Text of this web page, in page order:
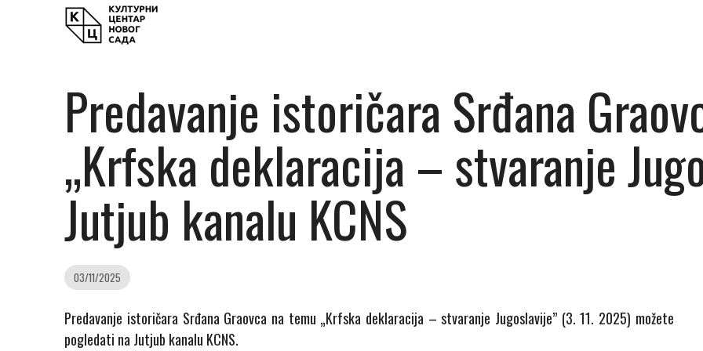
Predavanje istoričara Srđana
„Krfska deklaracija – stvaranje
Jutjub kanalu KCNS
03/11/2025
Predavanje istoričara Srđana Graovca na temu „Krfska deklaracija – stvaranje Jugoslavije” (3. 11. 2025) možete
pogledati na Jutjub kanalu KCNS.